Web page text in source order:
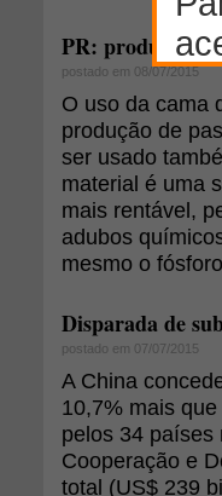
PR: produtores
postado em 08/07/2015
O uso da cama
produção de
ser usado
material é uma
mais rentável,
adubos
mesmo o
Disparada de
postado em 07/07/2015
A China
10,7% mais
pelos 34 países
Cooperação e
total (US$ 239